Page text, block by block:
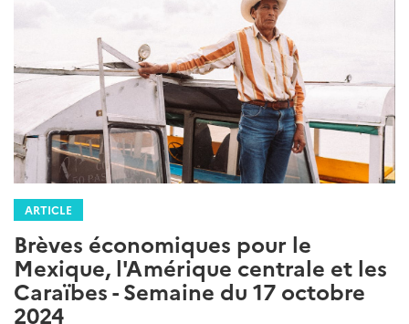
ARTICLE
Brèves économiques pour le
Mexique, l'Amérique centrale et les
Caraïbes - Semaine du 27 février
2025